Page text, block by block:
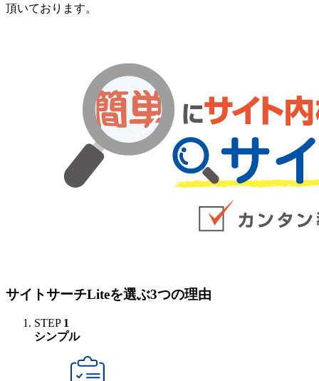
頂いております。
サイトサーチLiteを選ぶ3つの理由
STEP 1
シンプル